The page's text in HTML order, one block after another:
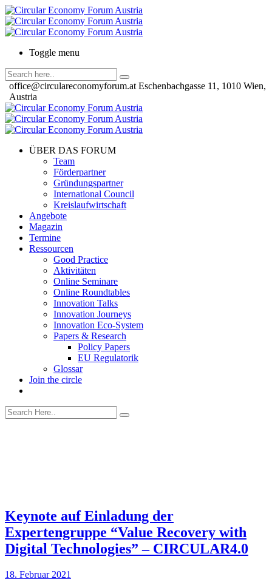
Toggle menu
office@circulareconomyforum.at Eschenbachgasse 11, 1010 Wien,
Austria
ÜBER DAS FORUM
Team
Förderpartner
Gründungspartner
International Council
Kreislaufwirtschaft
Angebote
Magazin
Termine
Ressourcen
Good Practice
Aktivitäten
Online Seminare
Online Roundtables
Innovation Talks
Innovation Journeys
Innovation Eco-System
Papers & Research
Policy Papers
EU Regulatorik
Glossar
Join the circle
Keynote auf Einladung der
Expertengruppe “Value Recovery with
Digital Technologies” – CIRCULAR4.0
18. Februar 2021